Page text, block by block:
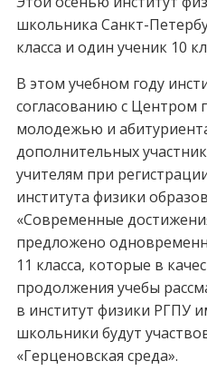
школьника Санкт-
класса и один ученик 10
В этом учебном году
согласованию с Центром
молодежью и
дополнительных
учителям при
института физики
«Современные
предложено
11 класса, которые в
продолжения учебы
в институт физики РГПУ
школьники будут
«Герценовская среда».